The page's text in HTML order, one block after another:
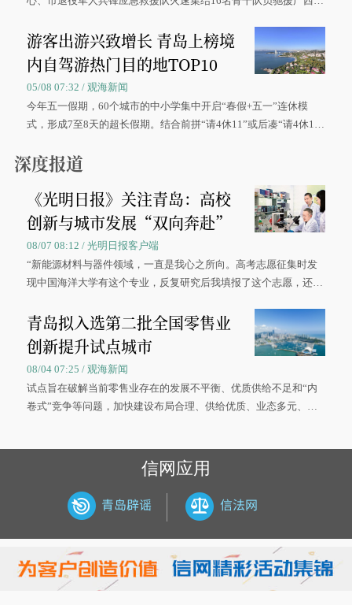
游客出游兴致增长 青岛上榜境
内自驾游热门目的地TOP10
05/08 07:32 / 观海新闻
今年五一假期，60个城市的中小学集中开启“春假+五一”连休模
式，形成7至8天的超长假期。结合前拼“请4休11”或后凑“请4休1
深度报道
《光明日报》关注青岛：高校
创新与城市发展“双向奔赴”
08/07 08:12 / 光明日报客户端
“新能源材料与器件领域，一直是我心之所向。高考志愿征集时发
现中国海洋大学有这个专业，反复研究后我填报了这个志愿，还真
大学材料科学与工程学院材料类专业的录取通知书。
青岛拟入选第二批全国零售业
创新提升试点城市
08/04 07:25 / 观海新闻
试点旨在破解当前零售业存在的发展不平衡、优质供给不足和“内
卷式”竞争等问题，加快建设布局合理、供给优质、业态多元、智
信网应用